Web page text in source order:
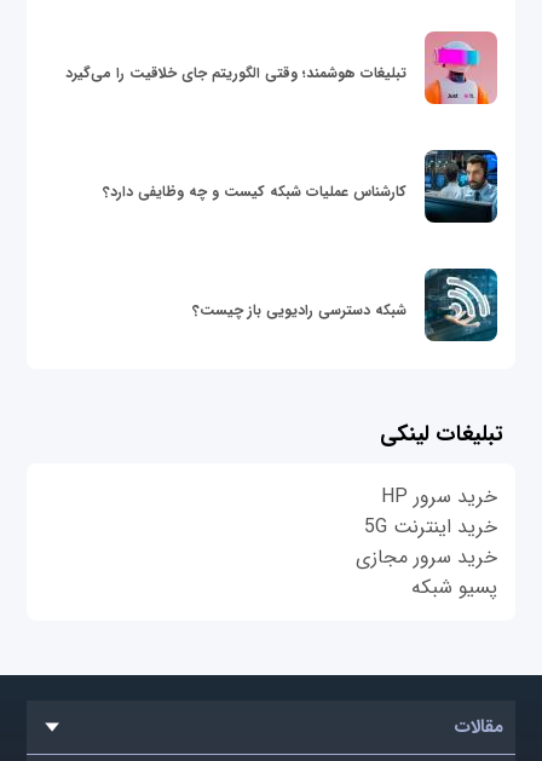
تبلیغات هوشمند؛ وقتی الگوریتم جای خلاقیت را می‌گیرد
کارشناس عملیات شبکه کیست و چه وظایفی دارد؟
شبکه دسترسی رادیویی باز چیست؟
تبلیغات لینکی
خرید سرور HP
خرید اینترنت 5G
خرید سرور مجازی
پسیو شبکه
مقالات